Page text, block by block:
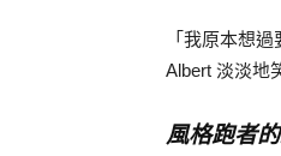
「我原本想
Albert 淡淡地
風格跑者